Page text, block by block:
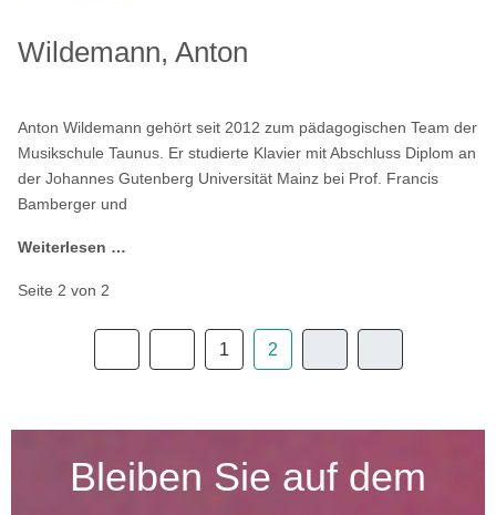
Wildemann, Anton
Anton Wildemann gehört seit 2012 zum pädagogischen Team der
Musikschule Taunus. Er studierte Klavier mit Abschluss Diplom an
der Johannes Gutenberg Universität Mainz bei Prof. Francis
Bamberger und
Weiterlesen …
Seite 2 von 2
1 2
Bleiben Sie auf dem